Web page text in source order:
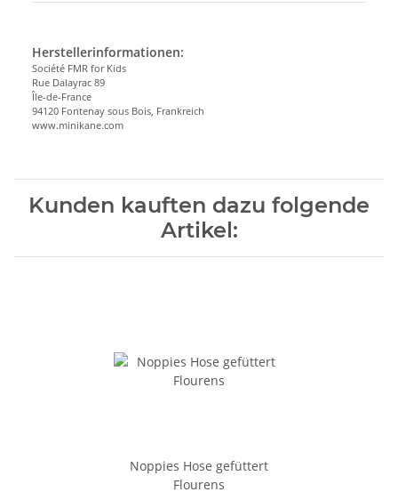
Herstellerinformationen:
Société FMR for Kids
Rue Dalayrac 89
Île-de-France
94120 Fontenay sous Bois, Frankreich
www.minikane.com
Kunden kauften dazu folgende
Artikel:
Noppies Hose gefüttert
Flourens